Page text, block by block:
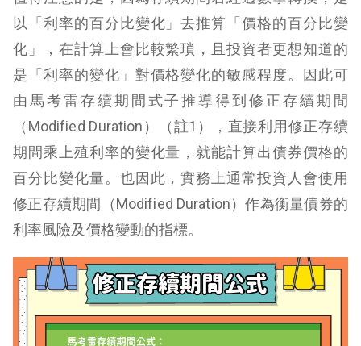
以「利率的百分比變化」去推算「價格的百分比變
化」，在計算上會比較繁瑣，且投資者更想知道的
是「利率的變化」對價格變化的敏感程度。因此可
由馬考雷存續期間式子推導得到修正存續期間
（Modified Duration）（註1），直接利用修正存續
期間乘上殖利率的變化量，就能計算出債券價格的
百分比變化量。也因此，實務上通常投資人會使用
修正存續期間（Modified Duration）作為衡量債券的
利率風險及價格變動的指標。